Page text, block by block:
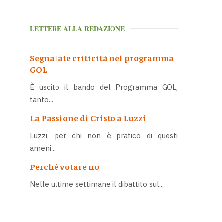
LETTERE ALLA REDAZIONE
Segnalate criticità nel programma
GOL
È uscito il bando del Programma GOL,
tanto...
La Passione di Cristo a Luzzi
Luzzi, per chi non è pratico di questi
ameni...
Perché votare no
Nelle ultime settimane il dibattito sul...